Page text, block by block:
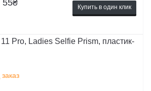
55₴ Купить в один клик
Pro, Ladies Selfie Prism, пластик-